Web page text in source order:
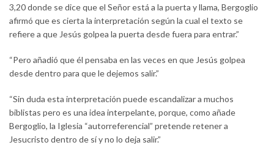
3,20 donde se dice que el Señor está a la puerta y llama, Bergoglio
afirmó que es cierta la interpretación según la cual el texto se
refiere a que Jesús golpea la puerta desde fuera para entrar.”
“Pero añadió que él pensaba en las veces en que Jesús golpea
desde dentro para que le dejemos salir.”
“Sin duda esta interpretación puede escandalizar a muchos
biblistas pero es una idea interpelante, porque, como añade
Bergoglio, la Iglesia “autorreferencial” pretende retener a
Jesucristo dentro de sí y no lo deja salir.”